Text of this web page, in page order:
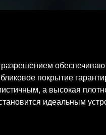
покрытие
а высокая
идеальным